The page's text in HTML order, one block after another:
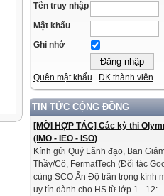
Tên truy nhập
Mật khẩu
Ghi nhớ
Quên mật khẩu ĐK thành viên
TIN TỨC CỘNG ĐỒNG
[MỜI HỢP TÁC] Các kỳ thi
(IMO - IEO - ISO)
Kính gửi Quý Lãnh đạo, Ban
Thầy/Cô, FermatTech (Đối tác
cùng SCO Ấn Độ trân trọng kính
uy tín dành cho HS từ lớp 1 - 12: -